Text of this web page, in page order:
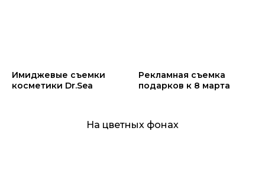
Имиджевые съемки
косметики Dr.Sea
Рекламная съемка
подарков к 8 марта
На цветных фонах